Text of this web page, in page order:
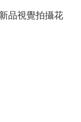
品視覺拍攝花